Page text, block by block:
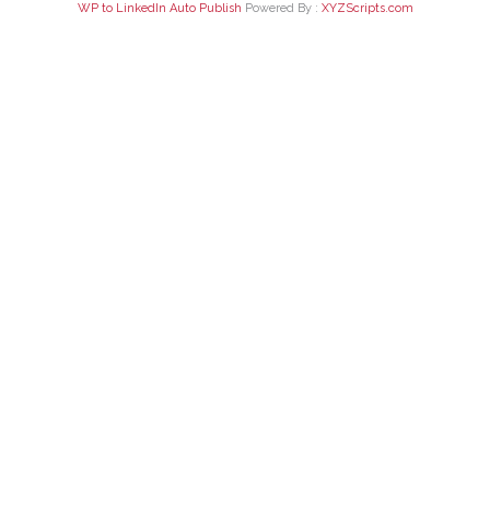
WP to LinkedIn Auto Publish Powered By : XYZScripts.com